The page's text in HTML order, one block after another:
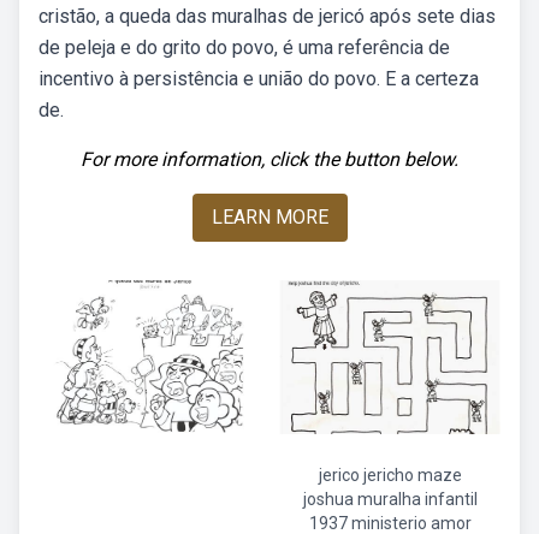
cristão, a queda das muralhas de jericó após sete dias
de peleja e do grito do povo, é uma referência de
incentivo à persistência e união do povo. E a certeza
de.
For more information, click the button below.
LEARN MORE
jerico jericho maze
joshua muralha infantil
1937 ministerio amor